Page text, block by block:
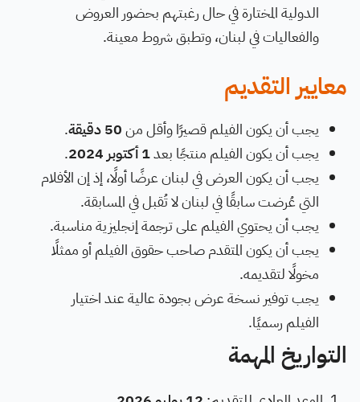
الدولية المختارة في حال رغبتهم بحضور العروض
والفعاليات في لبنان، وتطبق شروط معينة.
معايير التقديم
يجب أن يكون الفيلم قصيرًا وأقل من50 دقيقة
.
يجب أن يكون الفيلم منتجًا بعد1 أكتوبر 2024
.
يجب أن يكون العرض في لبنان عرضًا أولًا، إذ إن الأفلام
التي عُرضت سابقًا في لبنان لا تُقبل في المسابقة.
يجب أن يحتوي الفيلم على ترجمة إنجليزية مناسبة.
يجب أن يكون المتقدم صاحب حقوق الفيلم أو ممثلًا
مخولًا لتقديمه.
يجب توفير نسخة عرض بجودة عالية عند اختيار
الفيلم رسميًا.
التواريخ المهمة